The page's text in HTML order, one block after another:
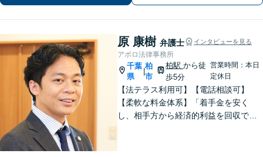
原 康樹 弁護士 インタビューを見る
アポロ法律事務所
千葉
県
|
柏
市
柏駅から徒
歩5分
営業時間：本日
定休日
【法テラス利用可】【電話相談可】
【柔軟な料金体系】「着手金を安く
し、相手方から経済的利益を回収でき